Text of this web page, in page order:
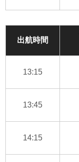
出航時間
13:15
13:45
14:15